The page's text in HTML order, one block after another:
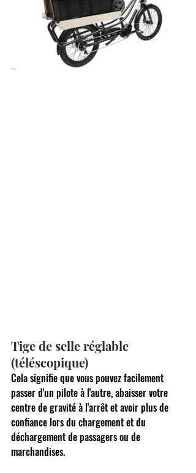
Tige de selle réglable
(téléscopique)
Cela signifie que vous pouvez facilement
passer d'un pilote à l'autre, abaisser votre
centre de gravité à l'arrêt et avoir plus de
confiance lors du chargement et du
déchargement de passagers ou de
marchandises.